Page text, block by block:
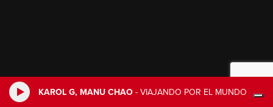
KAROL G, MANU CHAO - VIAJANDO POR EL MUNDO